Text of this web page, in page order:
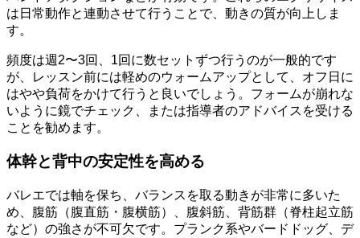
は日常動作と連動させて行うことで、動きの質が向上しま
す。
頻度は週2〜3回、1回に数セットずつ行うのが一般的です
が、レッスン前には軽めのウォームアップとして、オフ日に
はやや負荷をかけて行うと良いでしょう。フォームが崩れな
いように鏡でチェック、または指導者のアドバイスを受ける
ことを勧めます。
体幹と背中の安定性を高める
バレエでは軸を保ち、バランスを取る動きが非常に多いた
め、腹筋（腹直筋・腹横筋）、腹斜筋、背筋群（脊柱起立筋
など）の強さが不可欠です。プランク系やバードドッグ、デ